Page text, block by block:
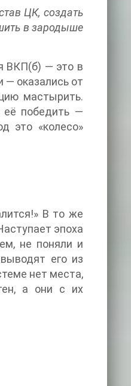
ЦК, создать
в зародыше
ВКП(б) — это в
— оказались от
мастырить.
победить —
это «колесо»
В то же
эпоха
не поняли и
его из
нет места,
а они с их